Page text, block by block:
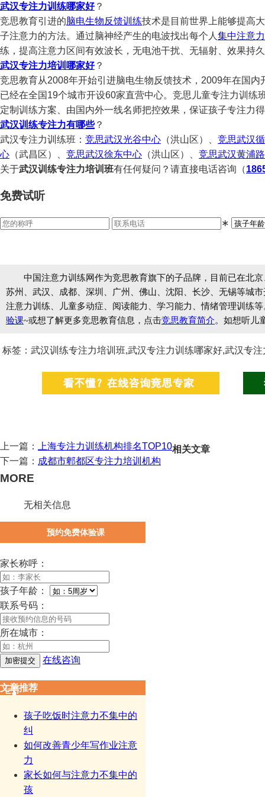
武汉专注力训练哪家好？
竞思教育引进的脑电生物反馈训练技术是目前世界上能够提高
子注意力的方法。通过脑神经产生的电波找出每个人 集中注意力
练，提高注意力区间有效波长，无电池干扰、无辐射、效果持
武汉专注力培训哪家好？
竞思教育从2008年开始引进脑电生物反馈技术，2009年在国
已经在全国19个城市开设60家直营中心。竞思儿童专注力训练
定制训练方案、由国内外一线名师把控效果，保证孩子专注力
武汉训练专注力有哪些？
武汉专注力训练班： 竞思武汉光谷中心 （洪山区）、 竞思武汉
心 （武昌区）、 竞思武汉徐东中心 （洪山区）、 竞思武汉黄浦
关于武汉训练专注力培训班有任何疑问？请直接电话咨询（
免费试听
∗
中国注意力训练网作为竞思教育旗下的子品牌，目前已在北
苏州、武汉、成都、深圳、广州、佛山、沈阳、长沙、无锡等城
注意力训练、儿童多动症、阅读能力、学习能力、情绪管理训练
验课~或想了解更多竞思教育信息，点击竞思教育简介。如想听儿
标签：武汉训练专注力培训班,武汉专注力训练哪家好,武汉专
上一篇：
上海专注力训练机构排名TOP10
下一篇： 成都市郫都区专注力培训机构
相关文章
MORE
无相关信息
预约免费体验课
家长称呼：
孩子年龄：
联系号码：
所在城市：
在线咨询
文章推荐
孩子吃饭时注意力不集中的
纠
如何改善青少年写作业注意
力
家长如何与注意力不集中的
孩